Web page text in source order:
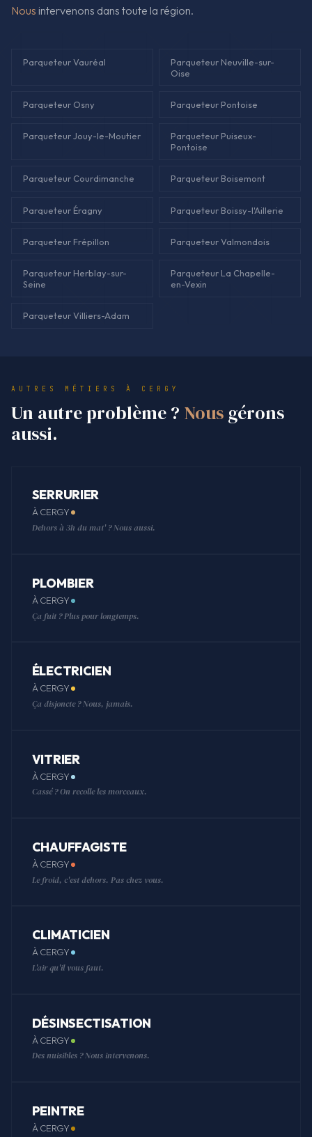
Nous intervenons dans toute la région.
Parqueteur Vauréal
Parqueteur Neuville-sur-
Oise
Parqueteur Osny Parqueteur Pontoise
Parqueteur Jouy-le-Moutier
Parqueteur Puiseux-
Pontoise
Parqueteur Courdimanche Parqueteur Boisemont
Parqueteur Éragny Parqueteur Boissy-l'Aillerie
Parqueteur Frépillon Parqueteur Valmondois
Parqueteur Herblay-sur-
Seine
Parqueteur La Chapelle-
en-Vexin
Parqueteur Villiers-Adam
AUTRES MÉTIERS À CERGY
Un autre problème ? Nous gérons
aussi.
SERRURIER
À CERGY
Dehors à 3h du mat' ? Nous aussi.
PLOMBIER
À CERGY
Ça fuit ? Plus pour longtemps.
ÉLECTRICIEN
À CERGY
Ça disjoncte ? Nous, jamais.
VITRIER
À CERGY
Cassé ? On recolle les morceaux.
CHAUFFAGISTE
À CERGY
Le froid, c'est dehors. Pas chez vous.
CLIMATICIEN
À CERGY
L'air qu'il vous faut.
DÉSINSECTISATION
À CERGY
Des nuisibles ? Nous intervenons.
PEINTRE
À CERGY